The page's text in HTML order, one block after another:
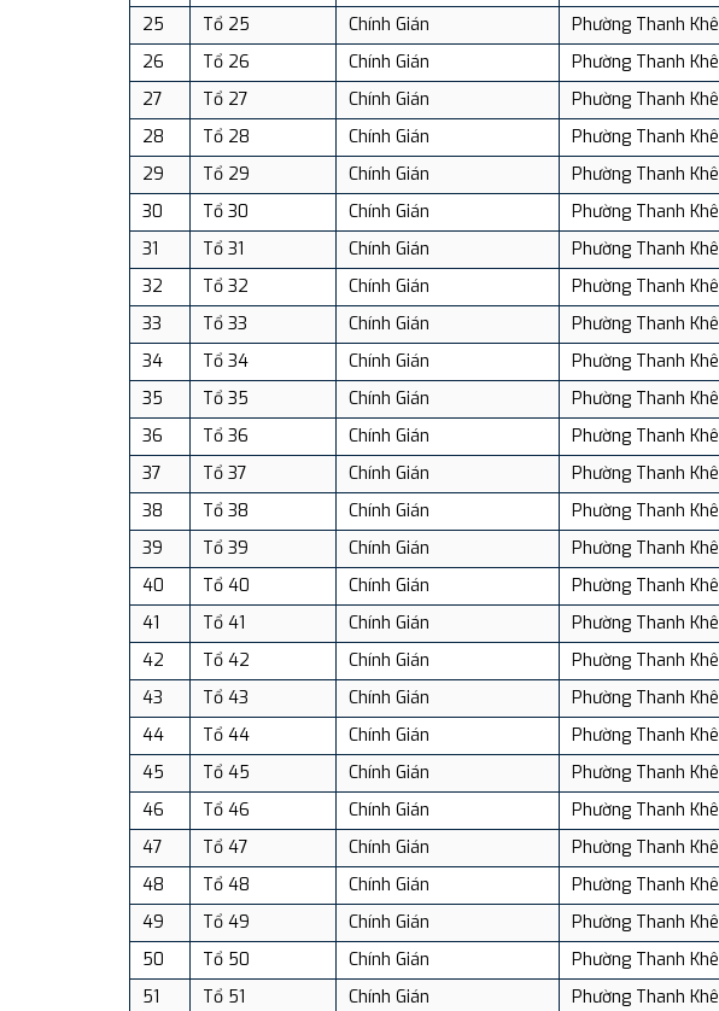
25
Tổ 25 Chính Gián Phường Thanh Khê
26
Tổ 26 Chính Gián Phường Thanh Khê
27
Tổ 27 Chính Gián Phường Thanh Khê
28
Tổ 28 Chính Gián Phường Thanh Khê
29
Tổ 29 Chính Gián Phường Thanh Khê
30
Tổ 30 Chính Gián Phường Thanh Khê
31
Tổ 31 Chính Gián Phường Thanh Khê
32
Tổ 32 Chính Gián Phường Thanh Khê
33
Tổ 33 Chính Gián Phường Thanh Khê
34
Tổ 34 Chính Gián Phường Thanh Khê
35
Tổ 35 Chính Gián Phường Thanh Khê
36
Tổ 36 Chính Gián Phường Thanh Khê
37
Tổ 37 Chính Gián Phường Thanh Khê
38
Tổ 38 Chính Gián Phường Thanh Khê
39
Tổ 39 Chính Gián Phường Thanh Khê
40
Tổ 40 Chính Gián Phường Thanh Khê
41
Tổ 41 Chính Gián Phường Thanh Khê
42
Tổ 42 Chính Gián Phường Thanh Khê
43
Tổ 43 Chính Gián Phường Thanh Khê
44
Tổ 44 Chính Gián Phường Thanh Khê
45
Tổ 45 Chính Gián Phường Thanh Khê
46
Tổ 46 Chính Gián Phường Thanh Khê
47
Tổ 47 Chính Gián Phường Thanh Khê
48
Tổ 48 Chính Gián Phường Thanh Khê
49
Tổ 49 Chính Gián Phường Thanh Khê
50
Tổ 50 Chính Gián Phường Thanh Khê
51
Tổ 51 Chính Gián Phường Thanh Khê